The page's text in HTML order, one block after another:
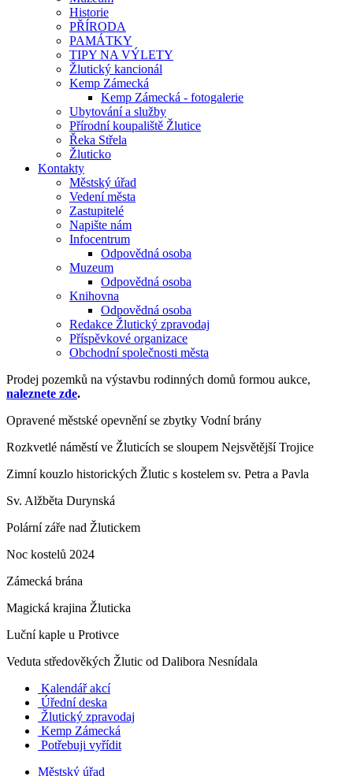
Historie
PŘÍRODA
PAMÁTKY
TIPY NA VÝLETY
Žlutický kancionál
Kemp Zámecká
Kemp Zámecká - fotogalerie
Ubytování a služby
Přírodní koupaliště Žlutice
Řeka Střela
Žluticko
Kontakty
Městský úřad
Vedení města
Zastupitelé
Napište nám
Infocentrum
Odpovědná osoba
Muzeum
Odpovědná osoba
Knihovna
Odpovědná osoba
Redakce Žlutický zpravodaj
Příspěvkové organizace
Obchodní společnosti města
Prodej pozemků na výstavbu rodinných domů formou aukce,
naleznete zde.
Opravené městské opevnění se zbytky Vodní brány
Rozkvetlé náměstí ve Žluticích se sloupem Nejsvětější Trojice
Zimní kouzlo historických Žlutic s kostelem sv. Petra a Pavla
Sv. Alžběta Durynská
Polární záře nad Žlutickem
Noc kostelů 2024
Zámecká brána
Magická krajina Žluticka
Luční kaple u Protivce
Veduta středověkých Žlutic od Dalibora Nesnídala
Kalendář akcí
Úřední deska
Žlutický zpravodaj
Kemp Zámecká
Potřebuji vyřídit
Městský úřad